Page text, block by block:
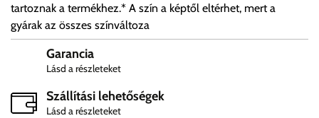
tartoznak a termékhez.* A szín a képtől eltérhet, mert a
gyárak az összes színváltoza
Garancia
Lásd a részleteket
Szállítási lehetőségek
Lásd a részleteket